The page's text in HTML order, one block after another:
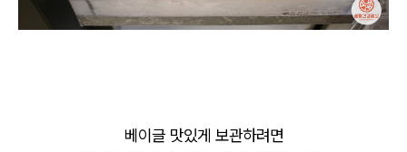
베이글 맛있게 보관하려면